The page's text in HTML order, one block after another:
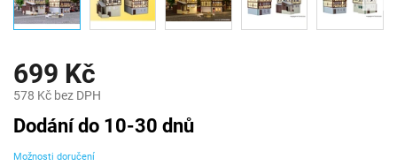
699 Kč
578 Kč bez DPH
Měrná
cena:
Dodání do 10-30 dnů
Možnosti doručení